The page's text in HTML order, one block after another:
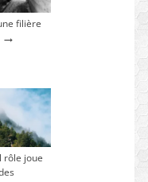
filière
rôle joue